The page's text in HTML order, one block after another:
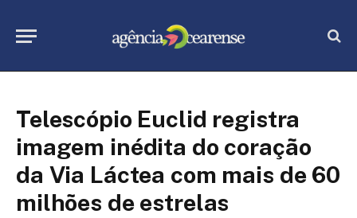
Telescópio Euclid registra
imagem inédita do coração
da Via Láctea com mais de 60
milhões de estrelas